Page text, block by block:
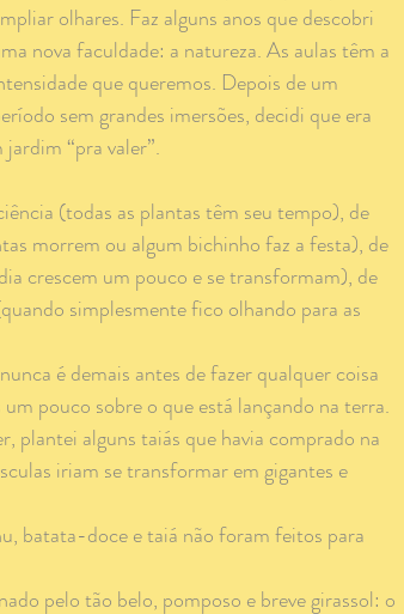
olhares. Faz alguns anos que descobri
nova faculdade: a natureza. As aulas têm a
que queremos. Depois de um
sem grandes imersões, decidi que era
“pra valer”.
morrem ou algum bichinho faz a festa), de
crescem um pouco e se transformam), de
simplesmente fico olhando para as
pouco sobre o que está lançando na terra.
iriam se transformar em gigantes e